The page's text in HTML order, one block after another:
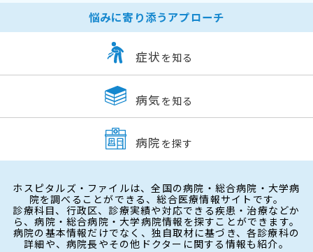
悩みに寄り添うアプローチ
症状 を知る
病気 を知る
病院 を探す
ホスピタルズ・ファイルは、全国の病院・総合病院・大学病
院を調べることができる、総合医療情報サイトです。
診療科目、行政区、診療実績や対応できる疾患・治療などか
ら、病院・総合病院・大学病院情報を探すことができます。
病院の基本情報だけでなく、独自取材に基づき、各診療科の
詳細や、病院長やその他ドクターに関する情報も紹介。